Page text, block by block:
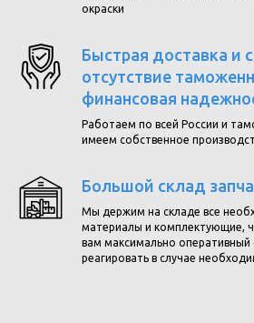
окраски
Быстрая доставка и
отсутствие
финансовая
Работаем по всей России и
имеем собственное
Большой склад
Мы держим на складе все
материалы и комплектующие,
вам максимально оперативный
реагировать в случае